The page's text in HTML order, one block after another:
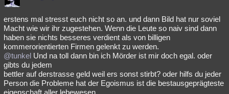
erstens mal stresst euch nicht so an. und dann Bild hat nur soviel
Macht wie wir ihr zugestehen. Wenn die Leute so naiv sind dann
haben sie nichts besseres verdient als von billigen
kommerorientierten Firmen gelenkt zu werden.
@tunkel Und na toll dann bin ich Mörder ist mir doch egal. oder
gibts du jedem
bettler auf derstrasse geld weil ers sonst stirbt? oder hilfs du jeder
Person die Probleme hat der Egoismus ist die bestausgeprägteste
eigenschaft aller lebewesen